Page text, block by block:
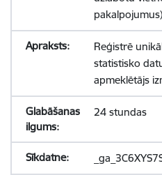
pakalpojumus)
Reģistrē
statistisko
apmeklētājs
24 stundas